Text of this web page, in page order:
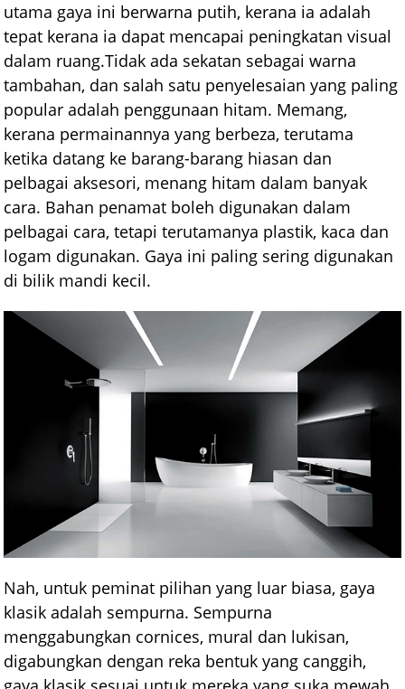
utama gaya ini berwarna putih, kerana ia adalah
tepat kerana ia dapat mencapai peningkatan visual
dalam ruang.Tidak ada sekatan sebagai warna
tambahan, dan salah satu penyelesaian yang paling
popular adalah penggunaan hitam. Memang,
kerana permainannya yang berbeza, terutama
ketika datang ke barang-barang hiasan dan
pelbagai aksesori, menang hitam dalam banyak
cara. Bahan penamat boleh digunakan dalam
pelbagai cara, tetapi terutamanya plastik, kaca dan
logam digunakan. Gaya ini paling sering digunakan
di bilik mandi kecil.
Nah, untuk peminat pilihan yang luar biasa, gaya
klasik adalah sempurna. Sempurna
menggabungkan cornices, mural dan lukisan,
digabungkan dengan reka bentuk yang canggih,